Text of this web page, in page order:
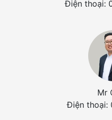
Điện thoại:
Mr
Điện thoại: